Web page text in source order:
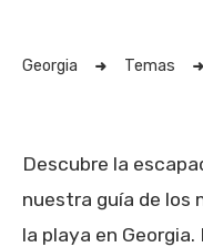
Georgia Temas
Descubre la
nuestra guía de los
la playa en